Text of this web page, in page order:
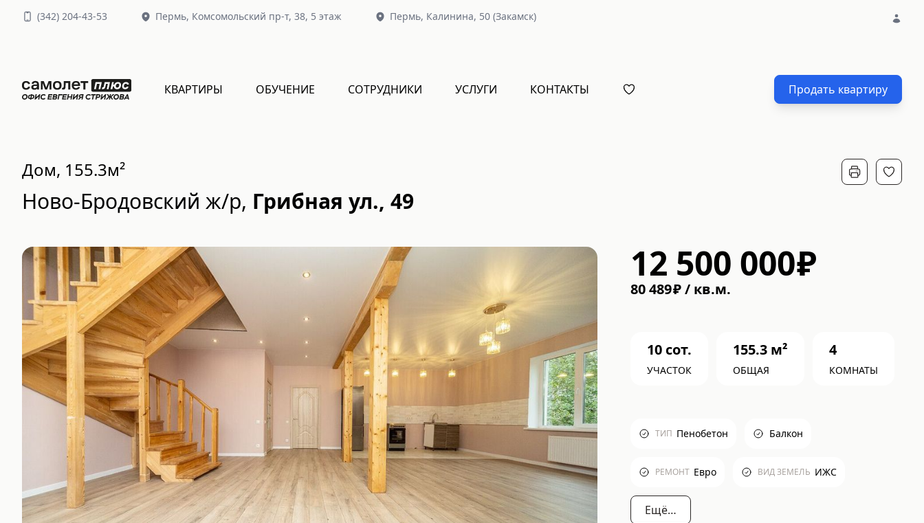
(342) 204-43-53 Пермь, Комсомольский пр-т, 38, 5 этаж Пермь, Калинина, 50 (Закамск)
КВАРТИРЫ ОБУЧЕНИЕ СОТРУДНИКИ УСЛУГИ КОНТАКТЫ Продать квартиру
Дом, 155.3м²
Ново-Бродовский ж/р, Грибная ул., 49
12 500 000₽
80 489₽/ кв.м.
10 сот.
УЧАСТОК
155.3 м²
ОБЩАЯ
4
КОМНАТЫ
ТИП Пенобетон Балкон
РЕМОНТ Евро ВИД ЗЕМЕЛЬ ИЖС
Ещё…